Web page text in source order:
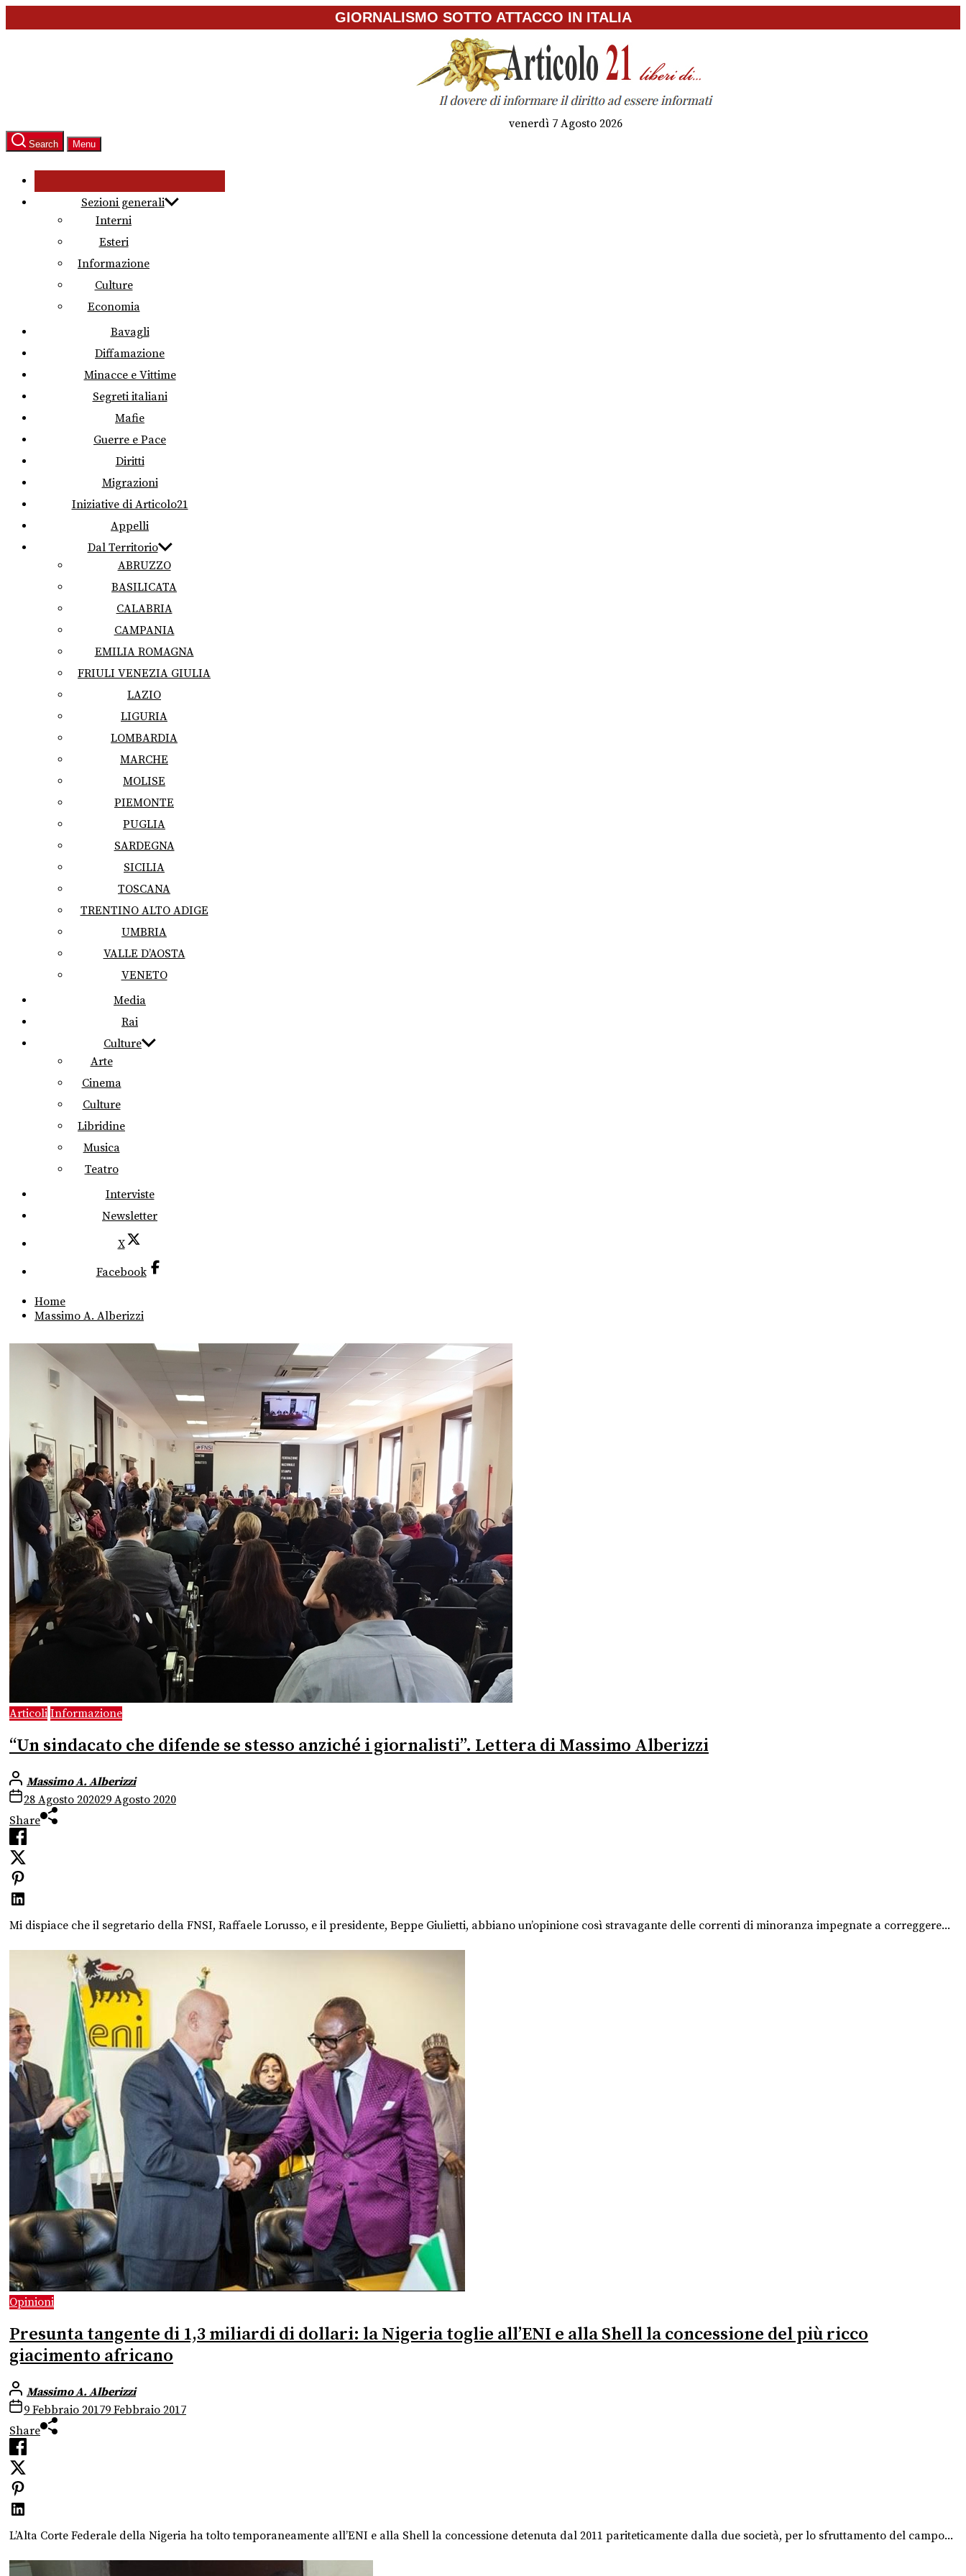
to
GIORNALISMO SOTTO ATTACCO IN ITALIA
venerdì 7 Agosto 2026
Search Menu
Sezioni generali
Interni
Esteri
Informazione
Culture
Economia
Bavagli
Diffamazione
Minacce e Vittime
Segreti italiani
Mafie
Guerre e Pace
Diritti
Migrazioni
Iniziative di Articolo21
Appelli
Dal Territorio
ABRUZZO
BASILICATA
CALABRIA
CAMPANIA
EMILIA ROMAGNA
FRIULI VENEZIA GIULIA
LAZIO
LIGURIA
LOMBARDIA
MARCHE
MOLISE
PIEMONTE
PUGLIA
SARDEGNA
SICILIA
TOSCANA
TRENTINO ALTO ADIGE
UMBRIA
VALLE D’AOSTA
VENETO
Media
Rai
Culture
Arte
Cinema
Culture
Libridine
Musica
Teatro
Interviste
Newsletter
X
Facebook
Home
Massimo A. Alberizzi
Articoli Informazione
“Un sindacato che difende se stesso anziché i giornalisti”. Lettera di Massimo Alberizzi
Massimo A. Alberizzi
28 Agosto 202029 Agosto 2020
Share
Mi dispiace che il segretario della FNSI, Raffaele Lorusso, e il presidente, Beppe Giulietti, abbiano un’opinione così stravagante delle correnti di minoranza impegnate a correggere...
Opinioni
Presunta tangente di 1,3 miliardi di dollari: la Nigeria toglie all’ENI e alla Shell la concessione del più ricco
giacimento africano
Massimo A. Alberizzi
9 Febbraio 20179 Febbraio 2017
Share
L’Alta Corte Federale della Nigeria ha tolto temporaneamente all’ENI e alla Shell la concessione detenuta dal 2011 pariteticamente dalla due società, per lo sfruttamento del campo...